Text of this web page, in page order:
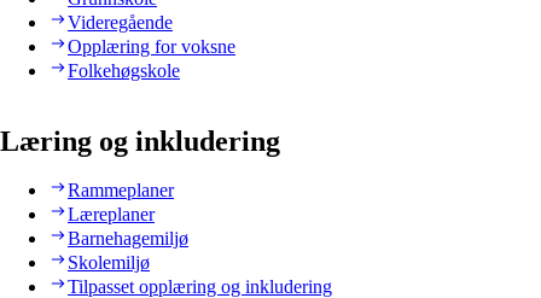
Videregående
Opplæring for voksne
Folkehøgskole
Læring og inkludering
Rammeplaner
Læreplaner
Barnehagemiljø
Skolemiljø
Tilpasset opplæring og inkludering